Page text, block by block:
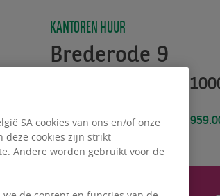
KANTOREN HUUR
Brederode 9
Rue Brederode 9 -
Beschikbare oppervlakte :
SA cookies van ons en/of onze
deze cookies zijn strikt
Andere worden gebruikt voor de